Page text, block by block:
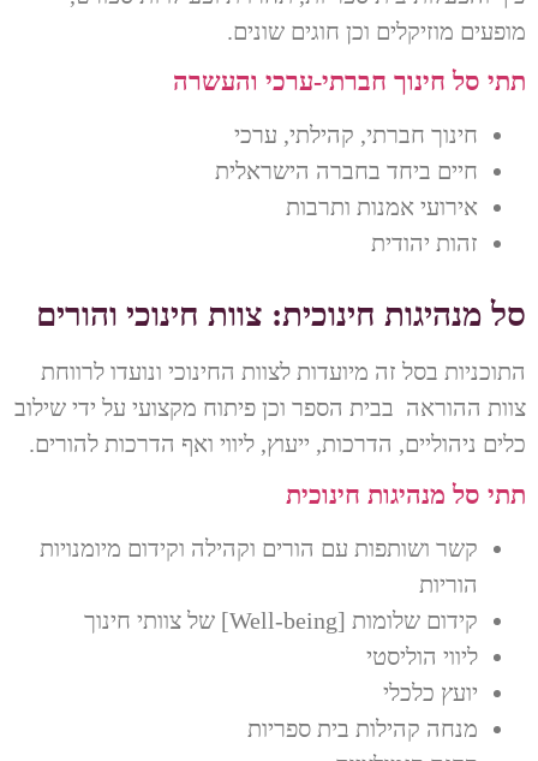
מופעים מוזיקלים וכן חוגים שונים.
תתי סל חינוך חברתי-ערכי והעשרה
חינוך חברתי, קהילתי, ערכי
חיים ביחד בחברה הישראלית
אירועי אמנות ותרבות
זהות יהודית
סל מנהיגות חינוכית: צוות חינוכי והורים
התוכניות בסל זה מיועדות לצוות החינוכי ונועדו לרווחת
צוות ההוראה בבית הספר וכן פיתוח מקצועי על ידי שילוב
כלים ניהוליים, הדרכות, ייעוץ, ליווי ואף הדרכות להורים.
תתי סל מנהיגות חינוכית
קשר ושותפות עם הורים וקהילה וקידום מיומנויות
הוריות
קידום שלומות [Well-being] של צוותי חינוך
ליווי הוליסטי
יועץ כלכלי
מנחה קהילות בית ספריות